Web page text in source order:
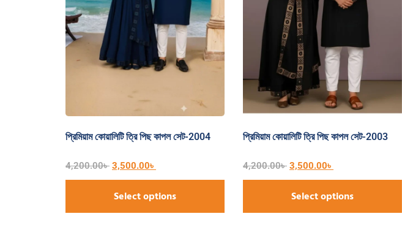
প্রিমিয়াম কোয়ালিটি ত্রি পিছ কাপল সেট-2004
4,200.00৳ 3,500.00৳
Select options
প্রিমিয়াম কোয়ালিটি ত্রি পিছ কাপল সেট-2003
4,200.00৳ 3,500.00৳
Select options